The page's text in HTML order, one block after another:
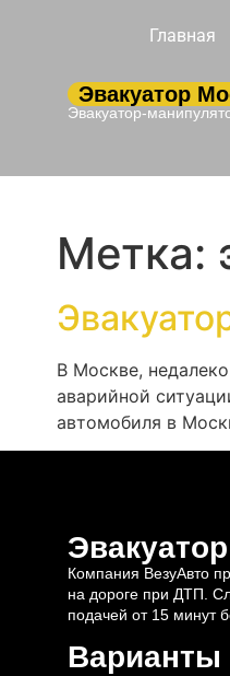
Главная
Эвакуатор
Эвакуатор-
Метка:
В Москве,
аварийной
автомобиля в
Компания ВезуАвто
на дороге при ДТП.
подачей от 15 минут
Варианты